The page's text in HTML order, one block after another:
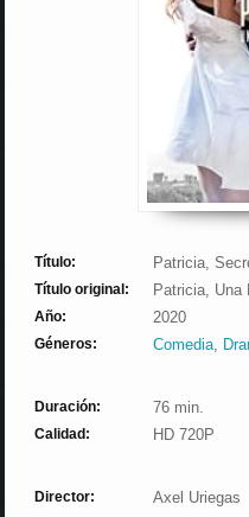
Título: Patricia,
Título original: Patricia, Una
Año: 2020
Géneros: Comedia,
Duración: 76 min.
Calidad: HD 720P
Director: Axel Uriegas